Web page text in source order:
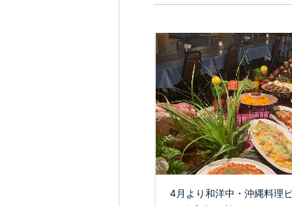
4月より和洋中・沖縄料理